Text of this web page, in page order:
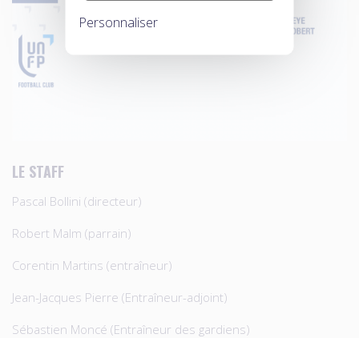
Personnaliser
LE STAFF
Pascal Bollini (directeur)
Robert Malm (parrain)
Corentin Martins (entraîneur)
Jean-Jacques Pierre (Entraîneur-adjoint)
Sébastien Moncé (Entraîneur des gardiens)